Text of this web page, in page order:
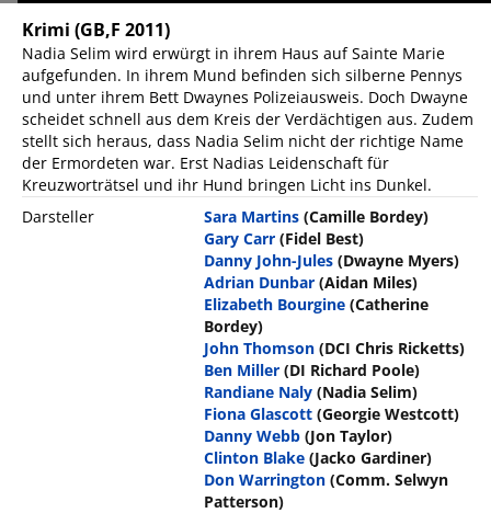
Krimi (GB,F 2011)
Nadia Selim wird erwürgt in ihrem Haus auf Sainte Marie
aufgefunden. In ihrem Mund befinden sich silberne Pennys
und unter ihrem Bett Dwaynes Polizeiausweis. Doch Dwayne
scheidet schnell aus dem Kreis der Verdächtigen aus. Zudem
stellt sich heraus, dass Nadia Selim nicht der richtige Name
der Ermordeten war. Erst Nadias Leidenschaft für
Kreuzworträtsel und ihr Hund bringen Licht ins Dunkel.
Darsteller
Sara Martins (Camille Bordey)
Gary Carr (Fidel Best)
Danny John-Jules (Dwayne Myers)
Adrian Dunbar (Aidan Miles)
Elizabeth Bourgine (Catherine
Bordey)
John Thomson (DCI Chris Ricketts)
Ben Miller (DI Richard Poole)
Randiane Naly (Nadia Selim)
Fiona Glascott (Georgie Westcott)
Danny Webb (Jon Taylor)
Clinton Blake (Jacko Gardiner)
Don Warrington (Comm. Selwyn
Patterson)